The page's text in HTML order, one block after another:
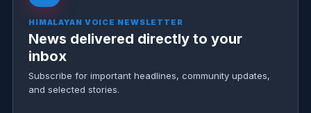
HIMALAYAN VOICE NEWSLETTER
News delivered directly to your
inbox
Subscribe for important headlines, community updates,
and selected stories.